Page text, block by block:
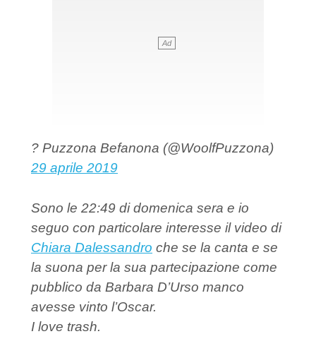
? Puzzona Befanona (@WoolfPuzzona)
29 aprile 2019
Sono le 22:49 di domenica sera e io
seguo con particolare interesse il video di
Chiara Dalessandro che se la canta e se
la suona per la sua partecipazione come
pubblico da Barbara D’Urso manco
avesse vinto l’Oscar.
I love trash.